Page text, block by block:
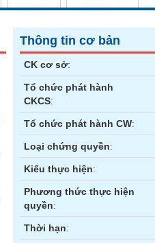
Thông tin cơ bản
CK cơ sở:
Tổ chức phát hành
CKCS:
Tổ chức phát hành CW:
Loại chứng quyền:
Kiểu thực hiện:
Phương thức thực hiện
quyền:
Thời hạn: